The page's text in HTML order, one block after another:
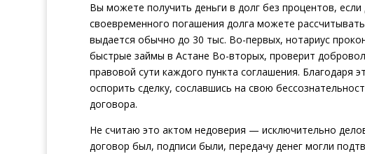
Вы можете получить деньги в долг без процентов,
своевременного погашения долга можете
выдается обычно до 30 тыс. Во-первых, нотариус
быстрые займы в Астане Во-вторых, проверит
правовой сути каждого пункта соглашения. Благодаря
оспорить сделку, сославшись на свою
договора.
Не считаю это актом недоверия — исключительно
договор был, подписи были, передачу денег могли